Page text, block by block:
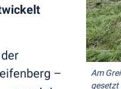
Am
gesetzt
–